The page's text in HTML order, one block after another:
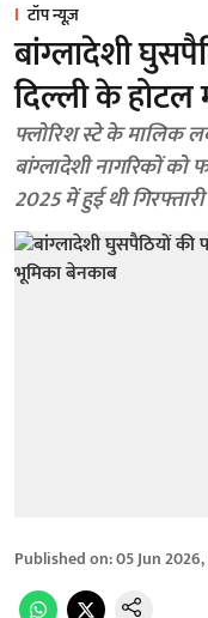
टॉप न्यूज़
बांग्लादेशी
दिल्ली के
फ्लोरिश स्टे के मालिक
बांग्लादेशी नागरिकों
2025 में हुई थी गिरफ्तारी
Published on:05 Jun